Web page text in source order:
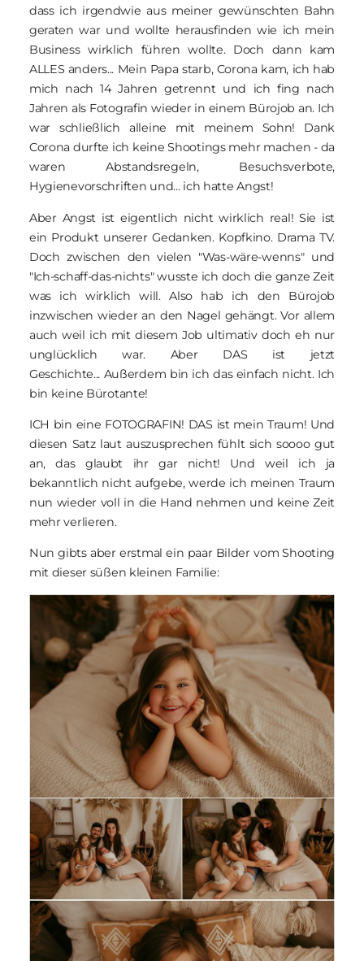
dass ich irgendwie aus meiner gewünschten Bahn
geraten war und wollte herausfinden wie ich mein
Business wirklich führen wollte. Doch dann kam
ALLES anders... Mein Papa starb, Corona kam, ich hab
mich nach 14 Jahren getrennt und ich fing nach
Jahren als Fotografin wieder in einem Bürojob an. Ich
war schließlich alleine mit meinem Sohn! Dank
Corona durfte ich keine Shootings mehr machen - da
waren Abstandsregeln, Besuchsverbote,
Hygienevorschriften und... ich hatte Angst!
Aber Angst ist eigentlich nicht wirklich real! Sie ist
ein Produkt unserer Gedanken. Kopfkino. Drama TV.
Doch zwischen den vielen "Was-wäre-wenns" und
"Ich-schaff-das-nichts" wusste ich doch die ganze Zeit
was ich wirklich will. Also hab ich den Bürojob
inzwischen wieder an den Nagel gehängt. Vor allem
auch weil ich mit diesem Job ultimativ doch eh nur
unglücklich war. Aber DAS ist jetzt
Geschichte... Außerdem bin ich das einfach nicht. Ich
bin keine Bürotante!
ICH bin eine FOTOGRAFIN! DAS ist mein Traum! Und
diesen Satz laut auszusprechen fühlt sich soooo gut
an, das glaubt ihr gar nicht! Und weil ich ja
bekanntlich nicht aufgebe, werde ich meinen Traum
nun wieder voll in die Hand nehmen und keine Zeit
mehr verlieren.
Nun gibts aber erstmal ein paar Bilder vom Shooting
mit dieser süßen kleinen Familie: